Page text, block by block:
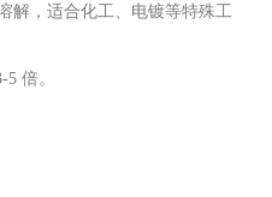
解，适合化工、电镀等特殊工
倍。